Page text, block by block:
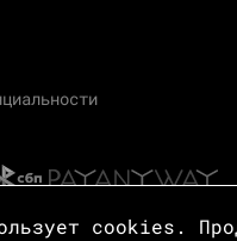
cookies.